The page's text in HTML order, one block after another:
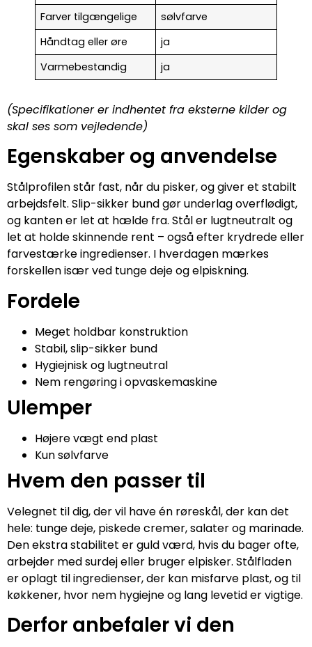
Farver tilgængelige
sølvfarve
Håndtag eller øre
ja
Varmebestandig
ja
(Specifikationer er indhentet fra eksterne kilder og
skal ses som vejledende)
Egenskaber og anvendelse
Stålprofilen står fast, når du pisker, og giver et stabilt
arbejdsfelt. Slip-sikker bund gør underlag overflødigt,
og kanten er let at hælde fra. Stål er lugtneutralt og
let at holde skinnende rent – også efter krydrede eller
farvestærke ingredienser. I hverdagen mærkes
forskellen især ved tunge deje og elpiskning.
Fordele
Meget holdbar konstruktion
Stabil, slip-sikker bund
Hygiejnisk og lugtneutral
Nem rengøring i opvaskemaskine
Ulemper
Højere vægt end plast
Kun sølvfarve
Hvem den passer til
Velegnet til dig, der vil have én røreskål, der kan det
hele: tunge deje, piskede cremer, salater og marinade.
Den ekstra stabilitet er guld værd, hvis du bager ofte,
arbejder med surdej eller bruger elpisker. Stålfladen
er oplagt til ingredienser, der kan misfarve plast, og til
køkkener, hvor nem hygiejne og lang levetid er vigtige.
Derfor anbefaler vi den